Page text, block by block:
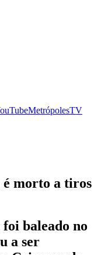
MetrópolesTV
morto a tiros
baleado no
a ser